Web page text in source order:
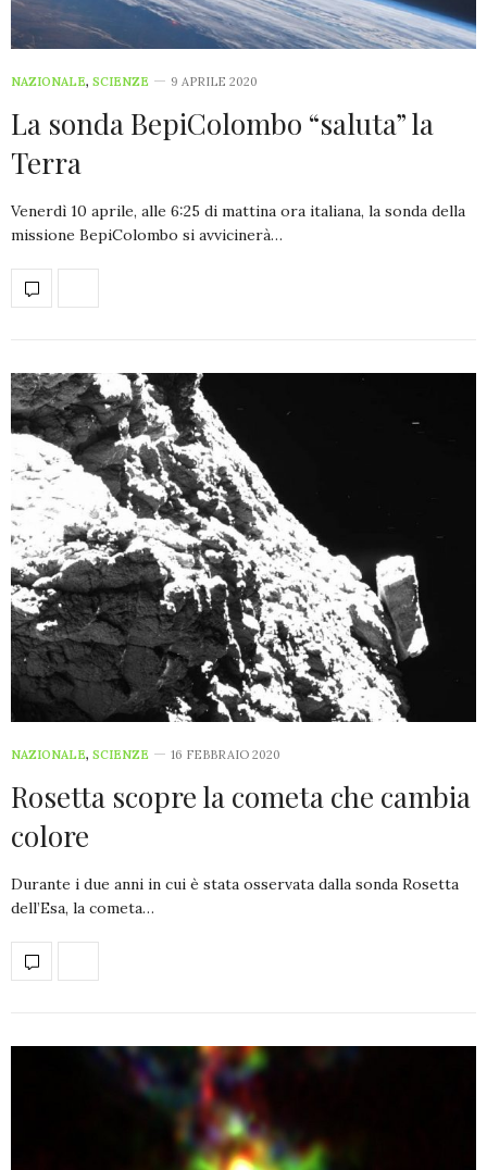
NAZIONALE, SCIENZE 9 APRILE 2020
La sonda BepiColombo “saluta” la
Terra
Venerdì 10 aprile, alle 6:25 di mattina ora italiana, la sonda della
missione BepiColombo si avvicinerà…
NAZIONALE, SCIENZE 16 FEBBRAIO 2020
Rosetta scopre la cometa che cambia
colore
Durante i due anni in cui è stata osservata dalla sonda Rosetta
dell’Esa, la cometa…